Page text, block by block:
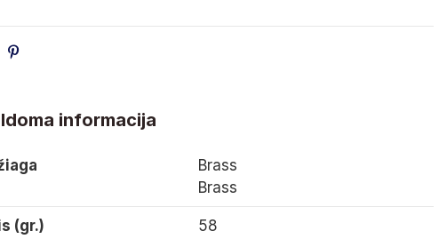
informacija
Brass
Brass
(gr.) 58